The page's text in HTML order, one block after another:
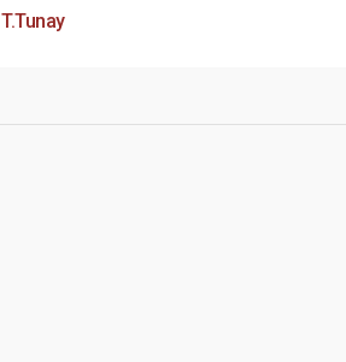
T.Tunay